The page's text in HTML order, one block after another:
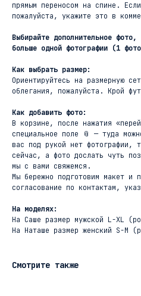
прямым переносом на спине.
пожалуйста, укажите это в
Выбирайте дополнительное
больше одной фотографии (1
Как выбрать размер:
Ориентируйтесь на размерную
облегания, пожалуйста. Крой
Как добавить фото:
В корзине, после нажатия
специальное поле 📎 — туда
вас под рукой нет фотографии,
сейчас, а фото дослать чуть
мы с вами свяжемся.
Мы бережно подготовим макет и
согласование по контактам,
На моделях:
На Саше размер мужской L-XL
На Наташе размер женский S-M
Смотрите также